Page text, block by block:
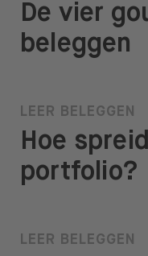
De vier
beleggen
LEER BELEGGEN
Hoe
portfolio?
LEER BELEGGEN